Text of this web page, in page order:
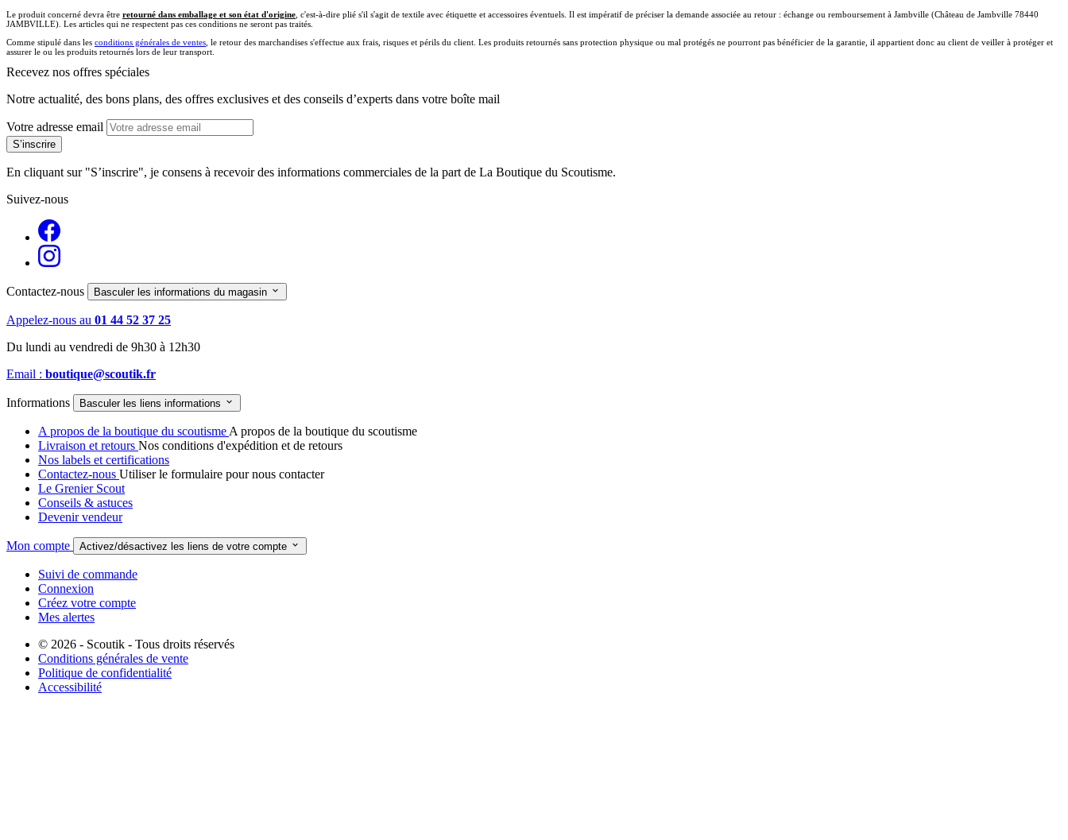
Le produit concerné devra être retourné dans emballage et son état d'origine, c'est-à-dire plié s'il s'agit de textile avec étiquette et accessoires éventuels. Il est impératif de préciser la demande associée au retour : échange ou remboursement à Jambville (Château de Jambville 78440
JAMBVILLE). Les articles qui ne respectent pas ces conditions ne seront pas traités.
Comme stipulé dans les conditions générales de ventes, le retour des marchandises s'effectue aux frais, risques et périls du client. Les produits retournés sans protection physique ou mal protégés ne pourront pas bénéficier de la garantie, il appartient donc au client de veiller à protéger et
assurer le ou les produits retournés lors de leur transport.
Recevez nos offres spéciales
Notre actualité, des bons plans, des offres exclusives et des conseils d’experts dans votre boîte mail
Votre adresse email
En cliquant sur "S’inscrire", je consens à recevoir des informations commerciales de la part de La Boutique du Scoutisme.
Suivez-nous
Contactez-nous Basculer les informations du magasin 
Appelez-nous au 01 44 52 37 25
Du lundi au vendredi de 9h30 à 12h30
Email : boutique@scoutik.fr
Informations Basculer les liens informations 
A propos de la boutique du scoutismeA propos de la boutique du scoutisme
Livraison et retours Nos conditions d'expédition et de retours
Nos labels et certifications
Contactez-nous Utiliser le formulaire pour nous contacter
Le Grenier Scout
Conseils & astuces
Devenir vendeur
Mon compte Activez/désactivez les liens de votre compte 
Suivi de commande
Connexion
Créez votre compte
Mes alertes
© 2026 - Scoutik - Tous droits réservés
Conditions générales de vente
Politique de confidentialité
Accessibilité